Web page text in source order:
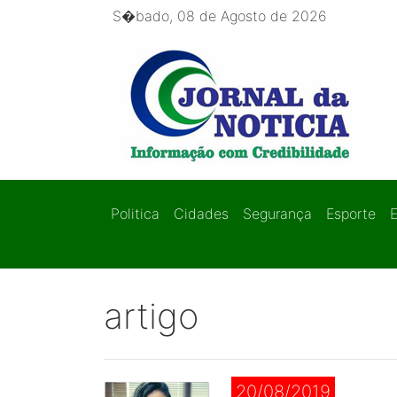
S�bado, 08 de Agosto de 2026
Politica Cidades Segurança Esporte
artigo
20/08/2019